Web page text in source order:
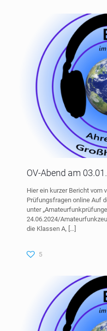
OV-Abend am
Hier ein kurzer Bericht vom
Prüfungsfragen online Auf
unter
24.06.2024/
die Klassen A, […]
5